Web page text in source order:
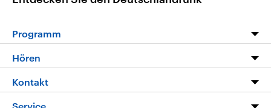
Programm
Programm
Die Nachrichten
Hören
Livestream
Kontakt
Hörerservice